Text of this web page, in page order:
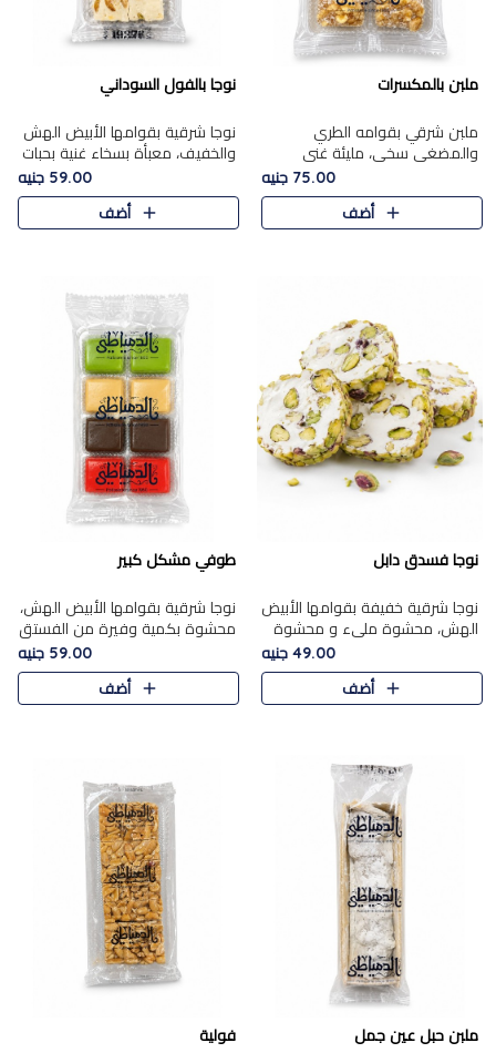
ملبن بالمكسرات
ملبن شرقي بقوامه الطري
والمضغي سخي، مليئة غني
بتشكيلة فاخرة من المكسرات
مشكلة المختارة التي تقدم تضيف
قرمشة مميزة مرضية ونكهة
75.00 جنيه
أضف
نوجا بالفول السوداني
نوجا شرقية بقوامها الأبيض الهش
والخفيف، معبأة بسخاء غنية بحبات
الفول السوداني المحمص التي
يقدم تضيف قرمشة مميزة مرضية
وتوازنًا رائعًا مع حلا..
59.00 جنيه
أضف
نوجا فسدق دابل
نوجا شرقية خفيفة بقوامها الأبيض
الهش، محشوة مليء و محشوة
بـكمية وفيرة من الفستق الفاخر
لتمنحك نكهة مكسرات غنية
وقرمشة مميزة في كل قطعة و
49.00 جنيه
أضف
طوفي مشكل كبير
نوجا شرقية بقوامها الأبيض الهش،
محشوة بكمية وفيرة من الفستق
الفاخر لتمنحك نكهة غنية وقرمشة
مميزة في كل قطعة، لتجربة تجمع
بين الفخامة والمذاق..
59.00 جنيه
أضف
ملبن حبل عين جمل فولية